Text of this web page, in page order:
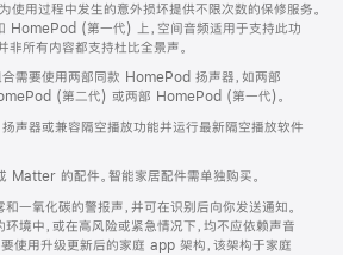
用过程中发生的意外损坏提供不限次数的保修服务。
(第一代) 上，空间音频适用于支持此功
所有内容都支持杜比全景声。
需要使用两部同款 HomePod 扬声器，如两部
(第二代) 或两部 HomePod (第一代)。
声器或兼容隔空播放功能并运行最新隔空播放软件
的配件。智能家居配件需单独购买。
一氧化碳的警报声，并可在识别后向你发送通知。
境中，或在高风险或紧急情况下，均不应依赖声音
使用升级更新后的家庭 app 架构，该架构于家庭